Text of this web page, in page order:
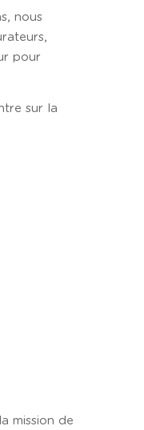
nous
pour
sur la
mission de